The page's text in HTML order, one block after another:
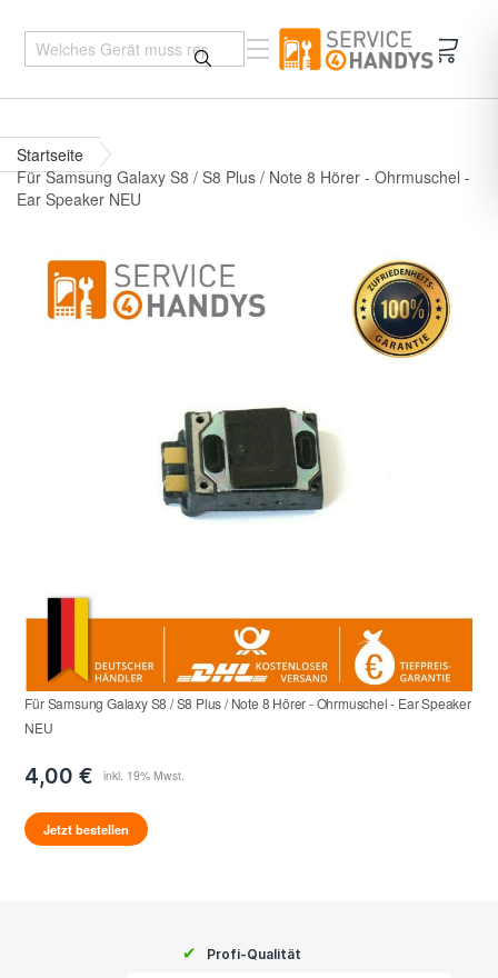
Startseite
Für Samsung Galaxy S8 / S8 Plus / Note 8 Hörer - Ohrmuschel -
Ear Speaker NEU
Für Samsung Galaxy S8 / S8 Plus / Note 8 Hörer - Ohrmuschel - Ear Speaker
NEU
4,00 €
Jetzt bestellen
✔ Profi-Qualität